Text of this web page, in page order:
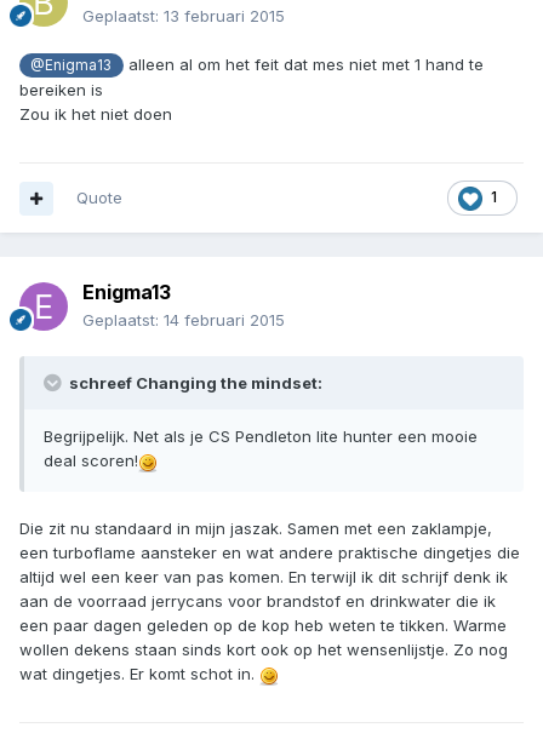
Geplaatst: 13 februari 2015
@Enigma13
alleen al om het feit dat mes niet met 1 hand te
bereiken is
Zou ik het niet doen
1
Quote
Enigma13
Geplaatst: 14 februari 2015
schreef Changing the mindset:
Begrijpelijk. Net als je CS Pendleton lite hunter een mooie
deal scoren!
Die zit nu standaard in mijn jaszak. Samen met een zaklampje,
een turboflame aansteker en wat andere praktische dingetjes die
altijd wel een keer van pas komen. En terwijl ik dit schrijf denk ik
aan de voorraad jerrycans voor brandstof en drinkwater die ik
een paar dagen geleden op de kop heb weten te tikken. Warme
wollen dekens staan sinds kort ook op het wensenlijstje. Zo nog
wat dingetjes. Er komt schot in.